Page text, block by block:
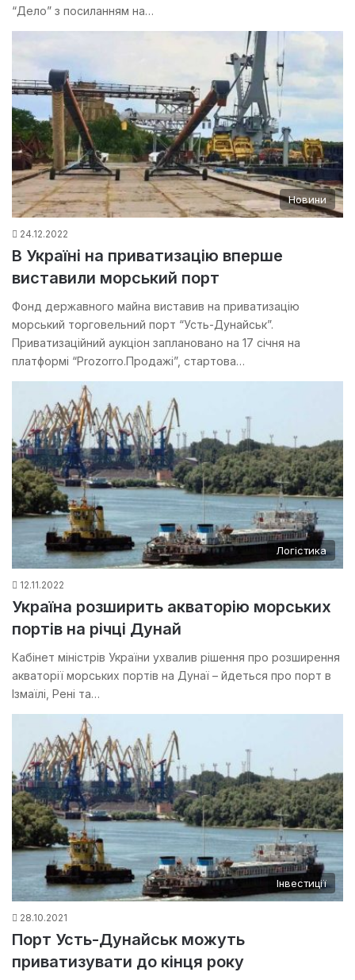
“Дело” з посиланням на…
Новини
24.12.2022
В Україні на приватизацію вперше
виставили морський порт
Фонд державного майна виставив на приватизацію
морський торговельний порт “Усть-Дунайськ”.
Приватизаційний аукціон заплановано на 17 січня на
платформі “Prozorro.Продажі”, стартова…
Логістика
12.11.2022
Україна розширить акваторію морських
портів на річці Дунай
Кабінет міністрів України ухвалив рішення про розширення
акваторії морських портів на Дунаї – йдеться про порт в
Ізмаїлі, Рені та…
Інвестиції
28.10.2021
Порт Усть-Дунайськ можуть
приватизувати до кінця року